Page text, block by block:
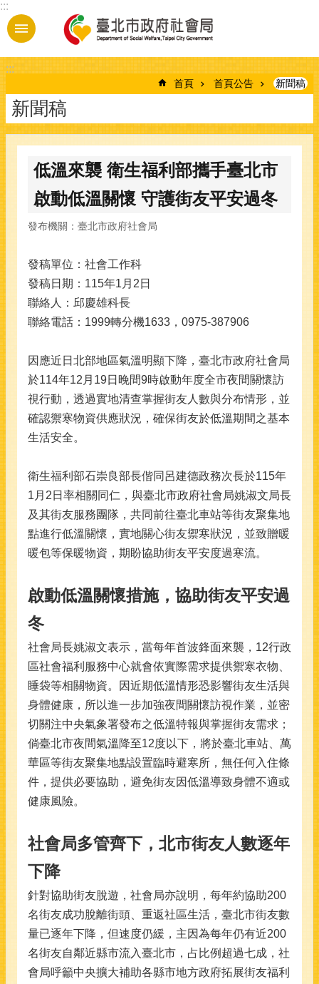
跳到主要內容區塊
:::
:::
首頁 首頁公告 新聞稿
新聞稿
低溫來襲 衛生福利部攜手臺北市
啟動低溫關懷 守護街友平安過冬
發布機關：臺北市政府社會局
發稿單位：社會工作科
發稿日期：115年1月2日
聯絡人：邱慶雄科長
聯絡電話：1999轉分機1633，0975-387906
因應近日北部地區氣溫明顯下降，臺北市政府社會局
於114年12月19日晚間9時啟動年度全市夜間關懷訪
視行動，透過實地清查掌握街友人數與分布情形，並
確認禦寒物資供應狀況，確保街友於低溫期間之基本
生活安全。
衛生福利部石崇良部長偕同呂建德政務次長於115年
1月2日率相關同仁，與臺北市政府社會局姚淑文局長
及其街友服務團隊，共同前往臺北車站等街友聚集地
點進行低溫關懷，實地關心街友禦寒狀況，並致贈暖
暖包等保暖物資，期盼協助街友平安度過寒流。
啟動低溫關懷措施，協助街友平安過
冬
社會局長姚淑文表示，當每年首波鋒面來襲，12行政
區社會福利服務中心就會依實際需求提供禦寒衣物、
睡袋等相關物資。因近期低溫情形恐影響街友生活與
身體健康，所以進一步加強夜間關懷訪視作業，並密
切關注中央氣象署發布之低溫特報與掌握街友需求；
倘臺北市夜間氣溫降至12度以下，將於臺北車站、萬
華區等街友聚集地點設置臨時避寒所，無任何入住條
件，提供必要協助，避免街友因低溫導致身體不適或
健康風險。
社會局多管齊下，北市街友人數逐年
下降
針對協助街友脫遊，社會局亦說明，每年約協助200
名街友成功脫離街頭、重返社區生活，臺北市街友數
量已逐年下降，但速度仍緩，主因為每年仍有近200
名街友自鄰近縣市流入臺北市，占比例超過七成，社
會局呼籲中央擴大補助各縣市地方政府拓展街友福利